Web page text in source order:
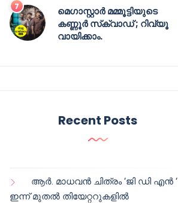
മെഗാസ്റ്റാർ മമ്മൂട്ടിയുടെ
കണ്ണൂർ സ്‌ക്വാഡ് ; റിവ്യൂ
വായിക്കാം.
Recent Posts
ആർ. മാധവൻ ചിത്രം ‘ജി ഡി എൻ ‘
ഇന്ന് മുതൽ തിയേറ്ററുകളിൽ